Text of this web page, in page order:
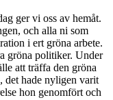
ger vi oss av hemåt.
och alla ni som
i ert gröna arbete.
gröna politiker. Under
att träffa den gröna
det hade nyligen varit
hon genomfört och